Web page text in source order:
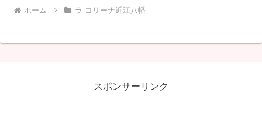
ホーム ラ コリーナ近江八幡
スポンサーリンク